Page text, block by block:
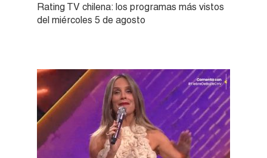
Rating TV chilena: los programas más vistos
del miércoles 5 de agosto